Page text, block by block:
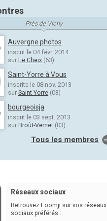
Près de Vichy
Auvergne photos
inscrit le 04 févr. 2014
sur Le Cheix (63)
Saint-Yorre à Vous
inscrite le 08 nov. 2013
sur Saint-Yorre (03)
bourgeoisja
inscrit le 03 sept. 2013
sur Broût-Vernet (03)
Tous les membres
Réseaux sociaux
Retrouvez Loomji sur vos réseaux
sociaux préférés :